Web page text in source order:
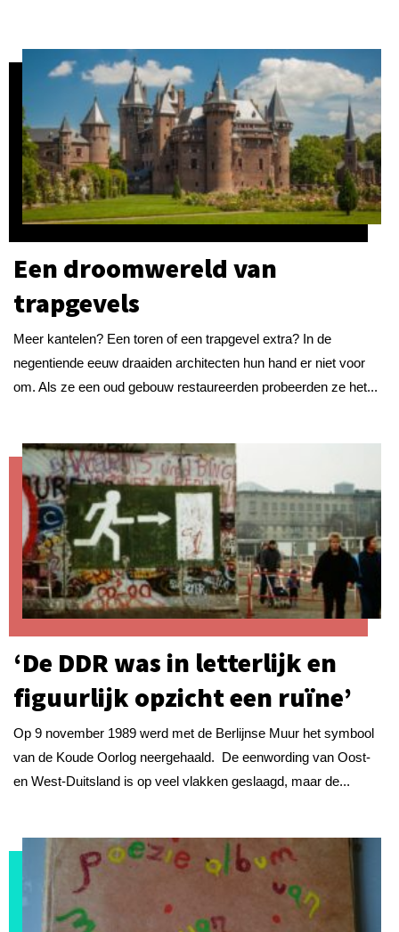
Een droomwereld van
trapgevels
Meer kantelen? Een toren of een trapgevel extra? In de
negentiende eeuw draaiden architecten hun hand er niet voor
om. Als ze een oud gebouw restaureerden probeerden ze het...
‘De DDR was in letterlijk en
figuurlijk opzicht een ruïne’
Op 9 november 1989 werd met de Berlijnse Muur het symbool
van de Koude Oorlog neergehaald. De eenwording van Oost-
en West-Duitsland is op veel vlakken geslaagd, maar de...